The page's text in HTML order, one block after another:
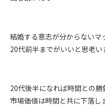
結婚する意志が分からないマ
20代前半までがいいと思老い
20代後半になれば時間との
市場価値は時間と共に下落し